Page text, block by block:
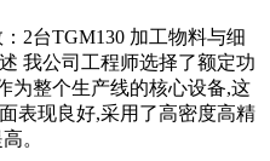
2台TGM130 加工物料与细
我公司工程师选择了额定功
为整个生产线的核心设备,这
表现良好,采用了高密度高精
。